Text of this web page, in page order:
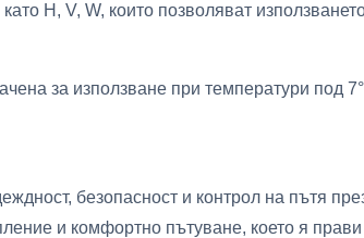
H, V, W, които позволяват
за използване при температури под
безопасност и контрол на пътя
и комфортно пътуване, което я